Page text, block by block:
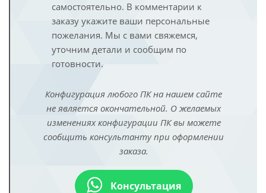
самостоятельно. В комментарии к
заказу укажите ваши персональные
пожелания. Мы с вами свяжемся,
уточним детали и сообщим по
готовности.
Конфигурация любого ПК на нашем сайте
не является окончательной. О желаемых
изменениях конфигурации ПК вы можете
сообщить консультанту при оформлении
заказа.
Консультация